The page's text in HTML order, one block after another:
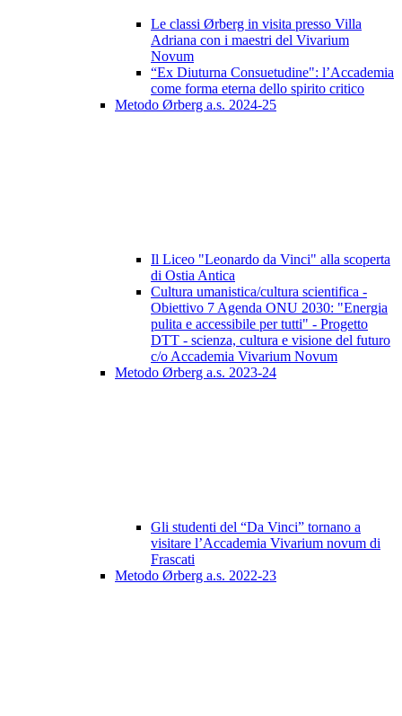
Le classi Ørberg in visita presso Villa
Adriana con i maestri del Vivarium
Novum
“Ex Diuturna Consuetudine": l’Accademia
come forma eterna dello spirito critico
Metodo Ørberg a.s. 2024-25
Il Liceo "Leonardo da Vinci" alla scoperta
di Ostia Antica
Cultura umanistica/cultura scientifica -
Obiettivo 7 Agenda ONU 2030: "Energia
pulita e accessibile per tutti" - Progetto
DTT - scienza, cultura e visione del futuro
c/o Accademia Vivarium Novum
Metodo Ørberg a.s. 2023-24
Gli studenti del “Da Vinci” tornano a
visitare l’Accademia Vivarium novum di
Frascati
Metodo Ørberg a.s. 2022-23